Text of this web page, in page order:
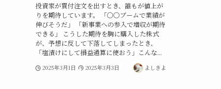
投資家が買付注文を出すとき、誰もが値上が
りを期待しています。 「〇〇ブームで業績が
伸びそうだ」 「新事業への参入で増収が期待
できる」 こうした期待を胸に購入した株式
が、予想に反して下落してしまったとき、
「塩漬けにして損益通算に使おう」こんな...
2025年3月1日 2025年3月3日 よしきよ